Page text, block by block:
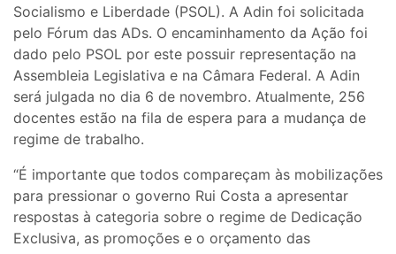
Socialismo e Liberdade (PSOL). A Adin foi solicitada
pelo Fórum das ADs. O encaminhamento da Ação foi
dado pelo PSOL por este possuir representação na
Assembleia Legislativa e na Câmara Federal. A Adin
será julgada no dia 6 de novembro. Atualmente, 256
docentes estão na fila de espera para a mudança de
regime de trabalho.
“É importante que todos compareçam às mobilizações
para pressionar o governo Rui Costa a apresentar
respostas à categoria sobre o regime de Dedicação
Exclusiva, as promoções e o orçamento das